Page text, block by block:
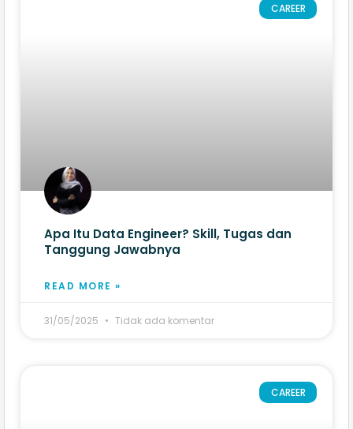
CAREER
Apa Itu Data Engineer? Skill, Tugas dan
Tanggung Jawabnya
READ MORE »
31/05/2025 Tidak ada komentar
CAREER